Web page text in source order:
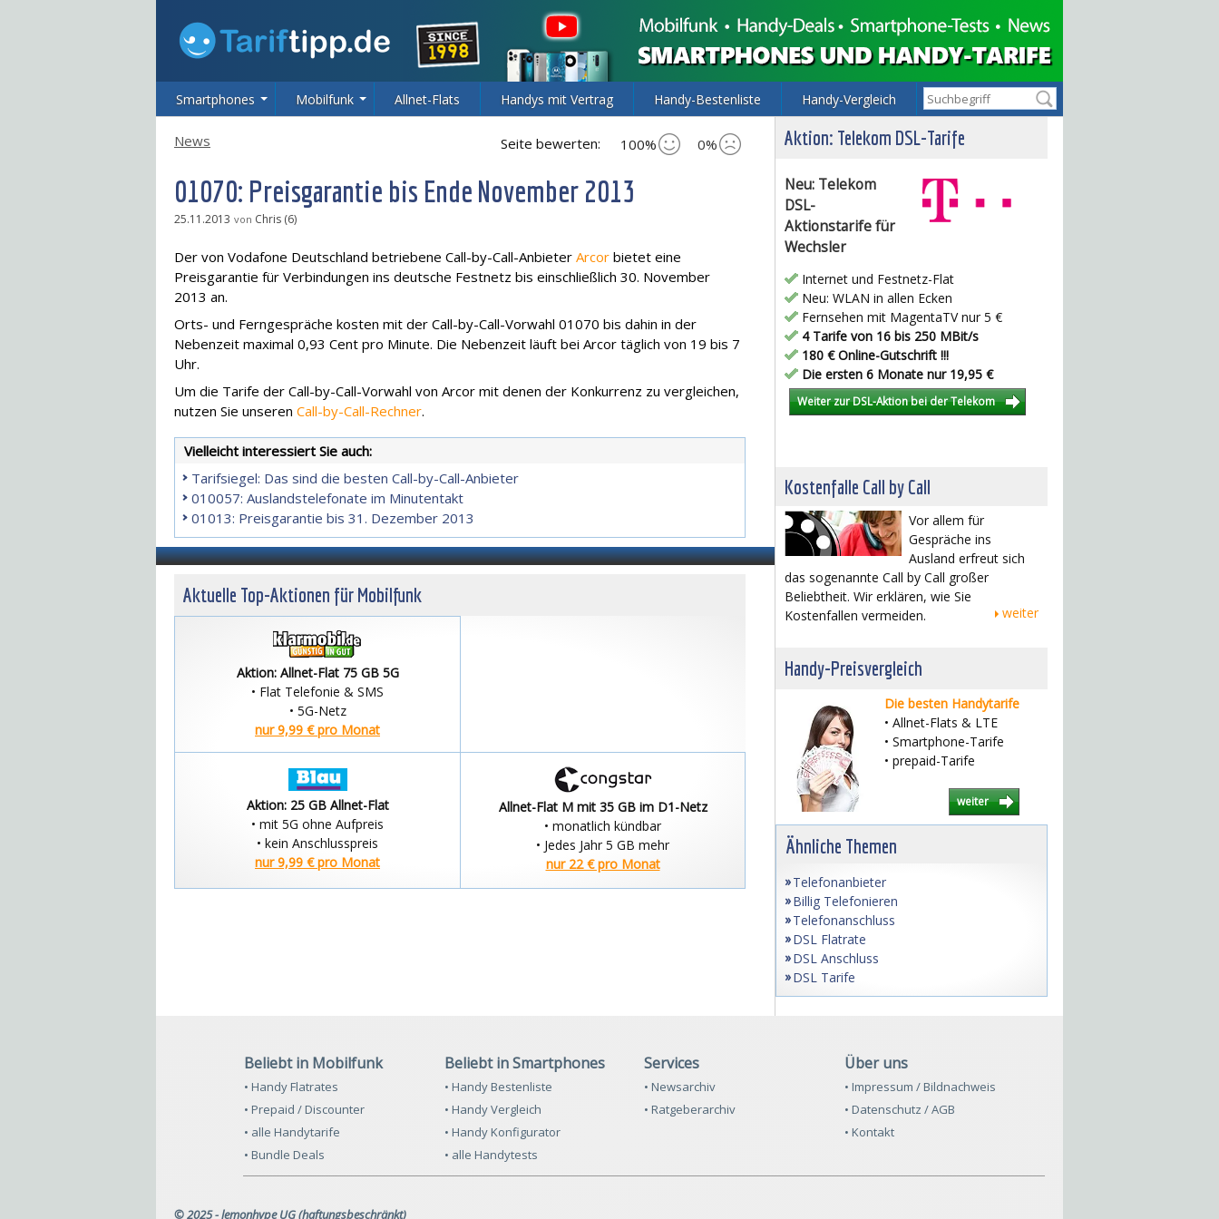
Smartphones Mobilfunk Allnet-Flats Handys mit Vertrag Handy-Bestenliste Handy-Vergleich
Seite bewerten: 100% 0%
News
01070: Preisgarantie bis Ende November 2013
25.11.2013 von Chris (6)
Der von Vodafone Deutschland betriebene Call-by-Call-Anbieter Arcor bietet eine
Preisgarantie für Verbindungen ins deutsche Festnetz bis einschließlich 30. November
2013 an.
Orts- und Ferngespräche kosten mit der Call-by-Call-Vorwahl 01070 bis dahin in der
Nebenzeit maximal 0,93 Cent pro Minute. Die Nebenzeit läuft bei Arcor täglich von 19 bis 7
Uhr.
Um die Tarife der Call-by-Call-Vorwahl von Arcor mit denen der Konkurrenz zu vergleichen,
nutzen Sie unseren Call-by-Call-Rechner.
Vielleicht interessiert Sie auch:
Tarifsiegel: Das sind die besten Call-by-Call-Anbieter
010057: Auslandstelefonate im Minutentakt
01013: Preisgarantie bis 31. Dezember 2013
Aktuelle Top-Aktionen für Mobilfunk
Aktion: Allnet-Flat 75 GB 5G
• Flat Telefonie & SMS
• 5G-Netz
nur 9,99 € pro Monat
Aktion: 25 GB Allnet-Flat
• mit 5G ohne Aufpreis
• kein Anschlusspreis
nur 9,99 € pro Monat
Allnet-Flat M mit 35 GB im D1-Netz
• monatlich kündbar
• Jedes Jahr 5 GB mehr
nur 22 € pro Monat
Aktion: Telekom DSL-Tarife
Neu: Telekom
DSL-
Aktionstarife für
Wechsler
Internet und Festnetz-Flat
Neu: WLAN in allen Ecken
Fernsehen mit MagentaTV nur 5 €
4 Tarife von 16 bis 250 MBit/s
180 € Online-Gutschrift !!!
Die ersten 6 Monate nur 19,95 €
Weiter zur DSL-Aktion bei der Telekom
Kostenfalle Call by Call
Vor allem für
Gespräche ins
Ausland erfreut sich
das sogenannte Call by Call großer
Beliebtheit. Wir erklären, wie Sie
Kostenfallen vermeiden.
weiter
Handy-Preisvergleich
Die besten Handytarife
• Allnet-Flats & LTE
• Smartphone-Tarife
• prepaid-Tarife
weiter
Ähnliche Themen
Telefonanbieter
Billig Telefonieren
Telefonanschluss
DSL Flatrate
DSL Anschluss
DSL Tarife
Beliebt in Mobilfunk
• Handy Flatrates
• Prepaid / Discounter
• alle Handytarife
• Bundle Deals
Beliebt in Smartphones
• Handy Bestenliste
• Handy Vergleich
• Handy Konfigurator
• alle Handytests
Services
• Newsarchiv
• Ratgeberarchiv
Über uns
• Impressum / Bildnachweis
• Datenschutz / AGB
• Kontakt
© 2025 - lemonhype UG (haftungsbeschränkt)